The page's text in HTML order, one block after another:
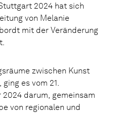
2024 hat sich
von Melanie
mit der Veränderung
zwischen Kunst
es vom 21.
darum, gemeinsam
von regionalen und